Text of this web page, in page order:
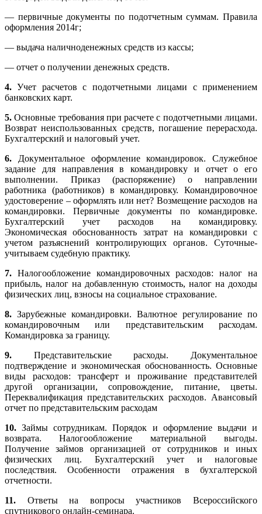
— первичные документы по подотчетным суммам. Правила
оформления 2014г;
— выдача наличноденежных средств из кассы;
— отчет о получении денежных средств.
4. Учет расчетов с подотчетными лицами с применением
банковских карт.
5.Основные требования при расчете с подотчетными лицами.
Возврат неиспользованных средств, погашение перерасхода.
Бухгалтерский и налоговый учет.
6. Документальное оформление командировок. Служебное
задание для направления в командировку и отчет о его
выполнении. Приказ (распоряжение) о направлении
работника (работников) в командировку. Командировочное
удостоверение – оформлять или нет? Возмещение расходов на
командировки. Первичные документы по командировке.
Бухгалтерский учет расходов на командировку.
Экономическая обоснованность затрат на командировки с
учетом разъяснений контролирующих органов. Суточные-
учитываем судебную практику.
7. Налогообложение командировочных расходов: налог на
прибыль, налог на добавленную стоимость, налог на доходы
физических лиц, взносы на социальное страхование.
8. Зарубежные командировки. Валютное регулирование по
командировочным или представительским расходам.
Командировка за границу.
9. Представительские расходы. Документальное
подтверждение и экономическая обоснованность. Основные
виды расходов: трансферт и проживание представителей
другой организации, сопровождение, питание, цветы.
Переквалификация представительских расходов. Авансовый
отчет по представительским расходам
10.Займы сотрудникам. Порядок и оформление выдачи и
возврата. Налогообложение материальной выгоды.
Получение займов организацией от сотрудников и иных
физических лиц. Бухгалтерский учет и налоговые
последствия. Особенности отражения в бухгалтерской
отчетности.
11. Ответы на вопросы участников Всероссийского
спутникового онлайн-семинара.